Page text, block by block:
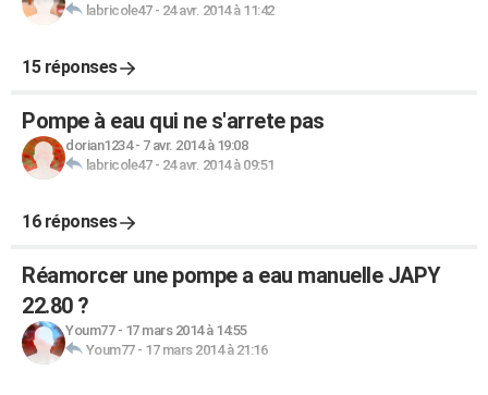
labricole47- 24 avr. 2014 à 11:42
15 réponses
Pompe à eau qui ne s'arrete pas
dorian1234- 7 avr. 2014 à 19:08
labricole47- 24 avr. 2014 à 09:51
16 réponses
Réamorcer une pompe a eau manuelle JAPY
22.80 ?
Youm77- 17 mars 2014 à 14:55
Youm77- 17 mars 2014 à 21:16